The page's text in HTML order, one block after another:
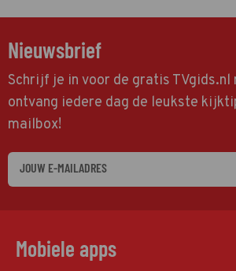
Nieuwsbrief
Schrijf je in voor de gratis TVgids.nl
ontvang iedere dag de leukste
mailbox!
Mobiele apps